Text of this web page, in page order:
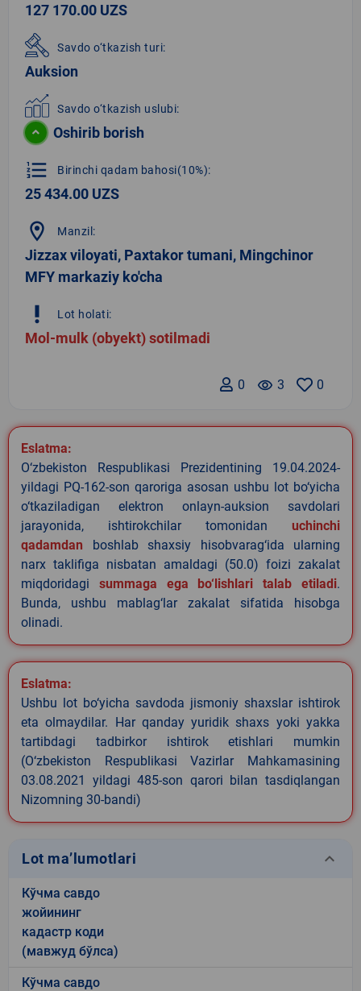
127 170.00 UZS
Savdo o‘tkazish turi:
Auksion
Savdo o‘tkazish uslubi:
Oshirib borish
format_list_numbered Birinchi qadam bahosi(10%):
25 434.00 UZS
location_on Manzil:
Jizzax viloyati, Paxtakor tumani, Mingchinor
MFY markaziy ko'cha
priority_high Lot holati:
Mol-mulk (obyekt) sotilmadi
0
remove_red_eye 3
0
Eslatma:
O‘zbekiston Respublikasi Prezidentining 19.04.2024-
yildagi PQ-162-son qaroriga asosan ushbu lot bo‘yicha
o‘tkaziladigan elektron onlayn-auksion savdolari
jarayonida, ishtirokchilar tomonidan uchinchi
qadamdan boshlab shaxsiy hisobvarag‘ida ularning
narx taklifiga nisbatan amaldagi (50.0) foizi zakalat
miqdoridagi summaga ega bo‘lishlari talab etiladi.
Bunda, ushbu mablag‘lar zakalat sifatida hisobga
olinadi.
Eslatma:
Ushbu lot bo‘yicha savdoda jismoniy shaxslar ishtirok
eta olmaydilar. Har qanday yuridik shaxs yoki yakka
tartibdagi tadbirkor ishtirok etishlari mumkin
(O‘zbekiston Respublikasi Vazirlar Mahkamasining
03.08.2021 yildagi 485-son qarori bilan tasdiqlangan
Nizomning 30-bandi)
Lot ma’lumotlari keyboard_arrow_down
Кўчма савдо
жойининг
кадастр коди
(мавжуд бўлса)
Кўчма савдо